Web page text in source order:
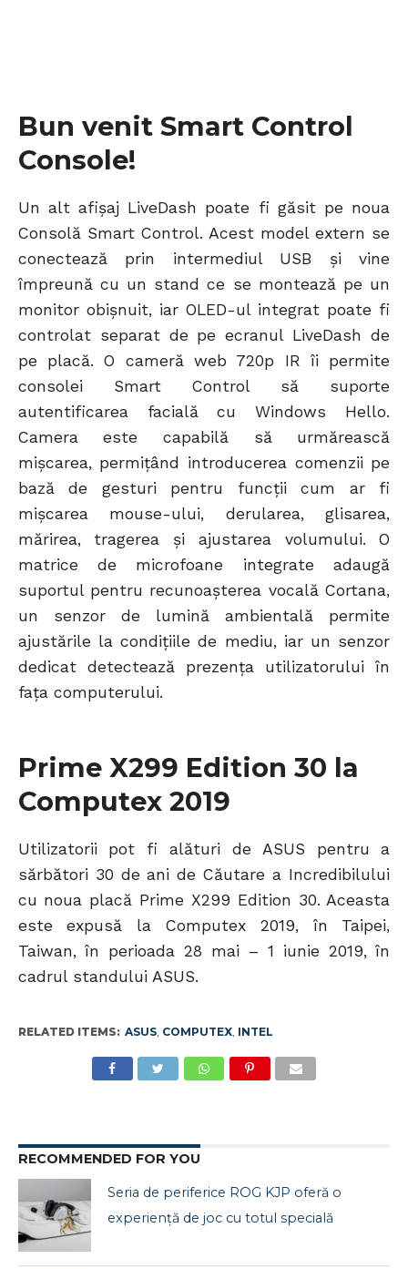
Bun venit Smart Control
Console!
Un alt afișaj LiveDash poate fi găsit pe noua
Consolă Smart Control. Acest model extern se
conectează prin intermediul USB și vine
împreună cu un stand ce se montează pe un
monitor obișnuit, iar OLED-ul integrat poate fi
controlat separat de pe ecranul LiveDash de
pe placă. O cameră web 720p IR îi permite
consolei Smart Control să suporte
autentificarea facială cu Windows Hello.
Camera este capabilă să urmărească
mișcarea, permițând introducerea comenzii pe
bază de gesturi pentru funcții cum ar fi
mișcarea mouse-ului, derularea, glisarea,
mărirea, tragerea și ajustarea volumului. O
matrice de microfoane integrate adaugă
suportul pentru recunoașterea vocală Cortana,
un senzor de lumină ambientală permite
ajustările la condițiile de mediu, iar un senzor
dedicat detectează prezența utilizatorului în
fața computerului.
Prime X299 Edition 30 la
Computex 2019
Utilizatorii pot fi alături de ASUS pentru a
sărbători 30 de ani de Căutare a Incredibilului
cu noua placă Prime X299 Edition 30. Aceasta
este expusă la Computex 2019, în Taipei,
Taiwan, în perioada 28 mai – 1 iunie 2019, în
cadrul standului ASUS.
RELATED ITEMS: ASUS, COMPUTEX, INTEL
RECOMMENDED FOR YOU
Seria de periferice ROG KJP oferă o
experiență de joc cu totul specială